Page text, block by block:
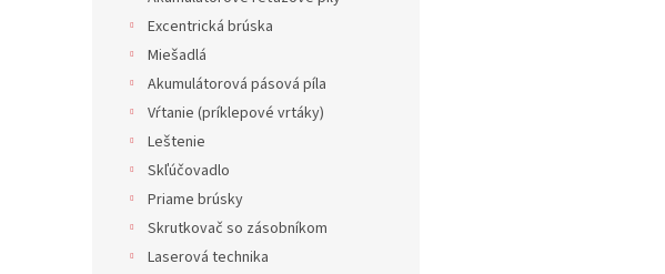
Excentrická brúska
Miešadlá
Akumulátorová pásová píla
Vŕtanie (príklepové vrtáky)
Leštenie
Skľúčovadlo
Priame brúsky
Skrutkovač so zásobníkom
Laserová technika